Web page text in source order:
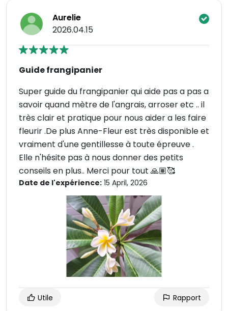
Aurelie
2026.04.15
Guide frangipanier
Super guide du frangipanier qui aide pas a pas a
savoir quand mètre de l'angrais, arroser etc .. il
très clair et pratique pour nous aider a les faire
fleurir .De plus Anne-Fleur est très disponible et
vraiment d'une gentillesse à toute épreuve .
Elle n'hésite pas à nous donner des petits
conseils en plus.. Merci pour tout 🙏🏽🥰
Date de l'expérience: 15 April, 2026
Utile Rapport